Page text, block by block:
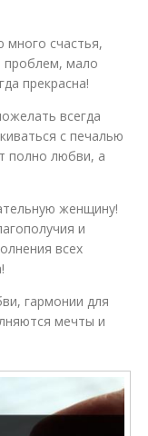
счастья,
проблем, мало
прекрасна!
всегда
с печалью
полно любви, а
женщину!
и
всех
гармонии для
мечты и